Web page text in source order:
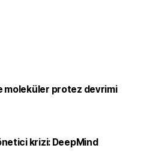
moleküler protez devrimi
krizi: DeepMind